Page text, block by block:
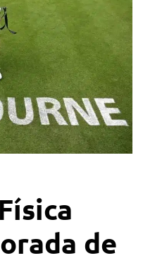
de